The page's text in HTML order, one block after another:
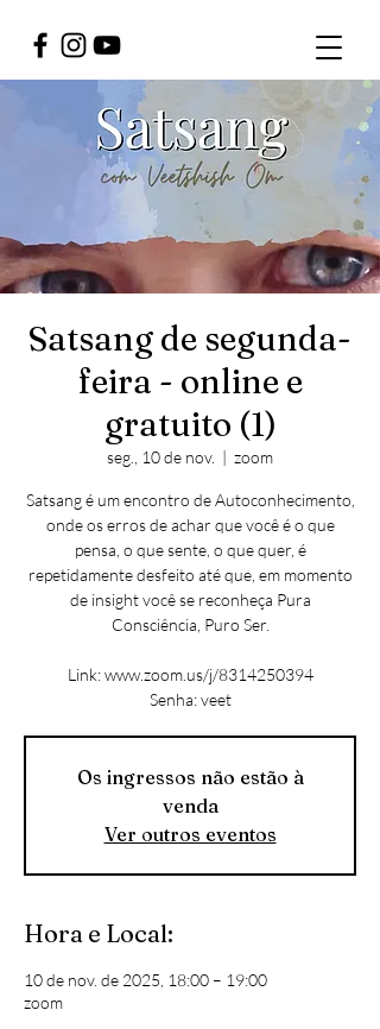
Satsang de segunda-
feira - online e
gratuito (1)
seg., 10 de nov.
  |
zoom
Satsang é um encontro de Autoconhecimento,
onde os erros de achar que você é o que
pensa, o que sente, o que quer, é
repetidamente desfeito até que, em momento
de insight você se reconheça Pura
Consciência, Puro Ser.
Link: www.zoom.us/j/8314250394
Senha: veet
Os ingressos não estão à
venda
Ver outros eventos
Hora e Local:
10 de nov. de 2025, 18:00 – 19:00
zoom